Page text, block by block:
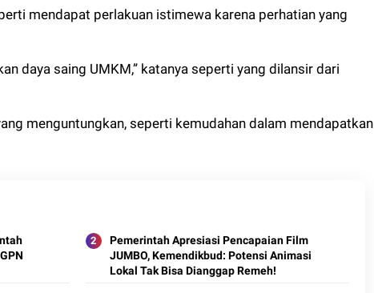
mendapat perlakuan istimewa karena perhatian yang
daya saing UMKM,” katanya seperti yang dilansir dari
menguntungkan, seperti kemudahan dalam mendapatkan
Pemerintah Apresiasi Pencapaian Film
JUMBO, Kemendikbud: Potensi Animasi
Lokal Tak Bisa Dianggap Remeh!